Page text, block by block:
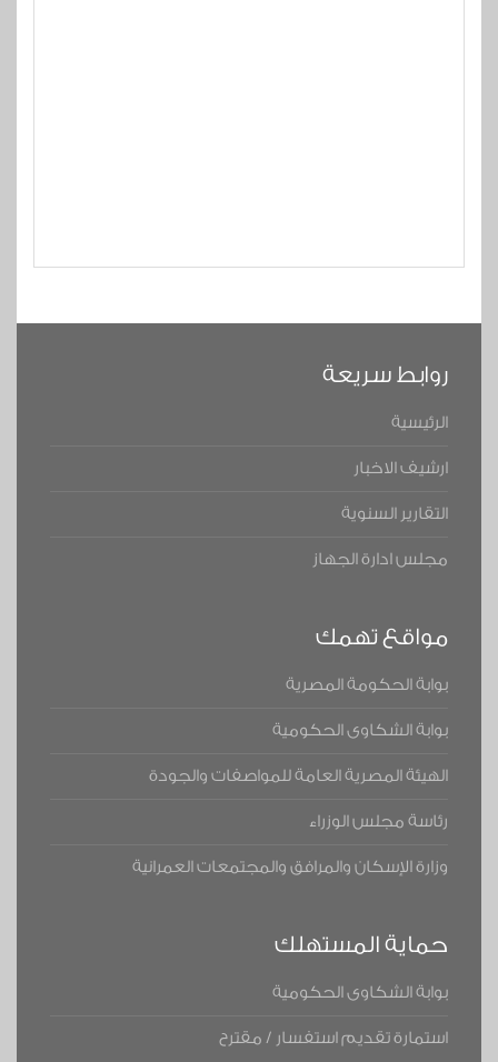
روابط سريعة
الرئيسية
ارشيف الاخبار
التقارير السنوية
مجلس ادارة الجهاز
مواقع تهمك
بوابة الحكومة المصرية
بوابة الشكاوى الحكومية
الهيئة المصرية العامة للمواصفات والجودة
رئاسة مجلس الوزراء
وزارة الإسكان والمرافق والمجتمعات العمرانية
حماية المستهلك
بوابة الشكاوى الحكومية
استمارة تقديم استفسار / مقترح